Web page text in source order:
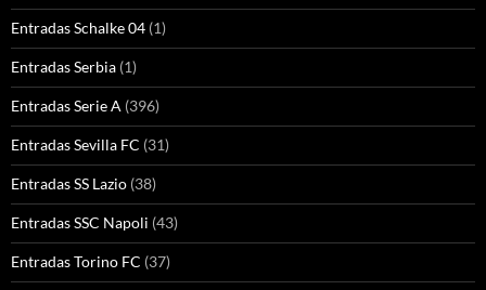
Entradas Schalke 04 (1)
Entradas Serbia (1)
Entradas Serie A (396)
Entradas Sevilla FC (31)
Entradas SS Lazio (38)
Entradas SSC Napoli (43)
Entradas Torino FC (37)